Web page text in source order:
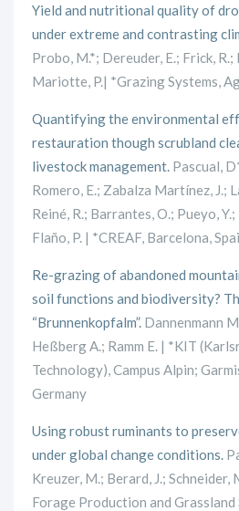
Yield and nutritional quality of
under extreme and contrasting
Probo, M.*; Dereuder, E.; Frick, R.;
Mariotte, P.| *Grazing Systems,
Quantifying the environmental
restauration though scrubland
livestock management. Pascual,
Romero, E.; Zabalza Martínez, J.;
Reiné, R.; Barrantes, O.; Pueyo,
Flaño, P. | *CREAF, Barcelona,
Re-grazing of abandoned
soil functions and biodiversity?
“Brunnenkopfalm”. Dannenmann
Heßberg A.; Ramm E. | *KIT
Technology), Campus Alpin;
Germany
Using robust ruminants to
under global change conditions.
Kreuzer, M.; Berard, J.; Schneider,
Forage Production and Grassland